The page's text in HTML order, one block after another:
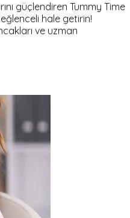
güçlendiren Tummy Time
hale getirin!
ve uzman